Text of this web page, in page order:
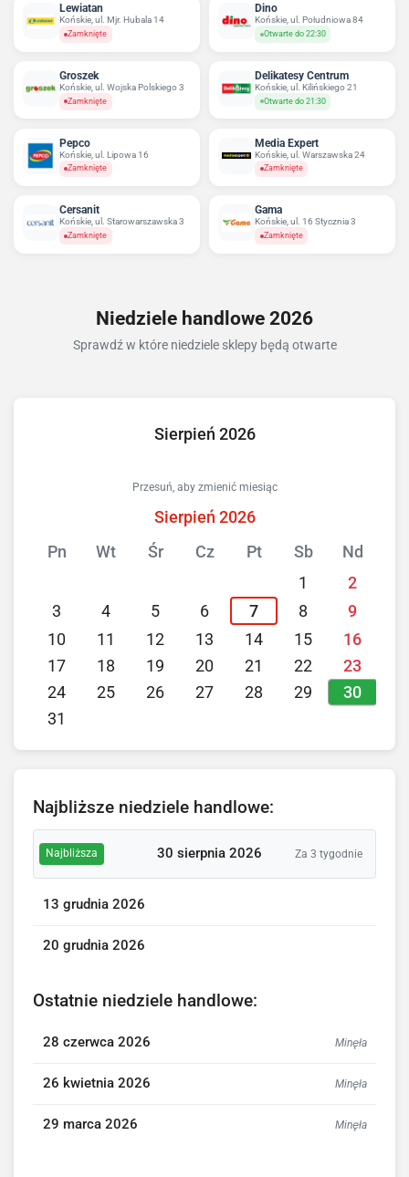
Lewiatan
Końskie, ul. Mjr. Hubala 14
Zamknięte
Dino
Końskie, ul. Południowa 84
Otwarte do 22:30
Groszek
Końskie, ul. Wojska Polskiego 3
Zamknięte
Delikatesy Centrum
Końskie, ul. Kilińskiego 21
Otwarte do 21:30
Pepco
Końskie, ul. Lipowa 16
Zamknięte
Media Expert
Końskie, ul. Warszawska 24
Zamknięte
Cersanit
Końskie, ul. Starowarszawska 3
Zamknięte
Gama
Końskie, ul. 16 Stycznia 3
Zamknięte
Niedziele handlowe 2026
Sprawdź w które niedziele sklepy będą otwarte
Sierpień 2026
Przesuń, aby zmienić miesiąc
Sierpień 2026
Pn
Wt Śr Cz Pt Sb
Nd
1
2
3
4 5 6 7 8
9
10
11 12 13 14 15
16
17
18 19 20 21 22
23
24
25 26 27 28 29 30
31
Najbliższe niedziele handlowe:
Najbliższa 30 sierpnia 2026 Za 3 tygodnie
13 grudnia 2026
20 grudnia 2026
Ostatnie niedziele handlowe:
28 czerwca 2026 Minęła
26 kwietnia 2026 Minęła
29 marca 2026 Minęła